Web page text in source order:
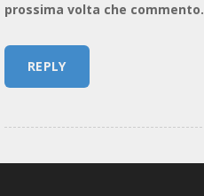
prossima volta che commento.